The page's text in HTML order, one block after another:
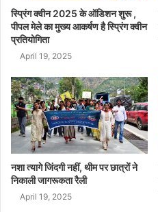
स्प्रिंग क्वीन 2025 के ऑडिशन शुरू ,
पीपल मेले का मुख्य आकर्षण है स्प्रिंग क्वीन
प्रतियोगिता
April 19, 2025
नशा त्यागे जिंदगी नहीं, थीम पर छात्रों ने
निकाली जागरूकता रैली
April 19, 2025